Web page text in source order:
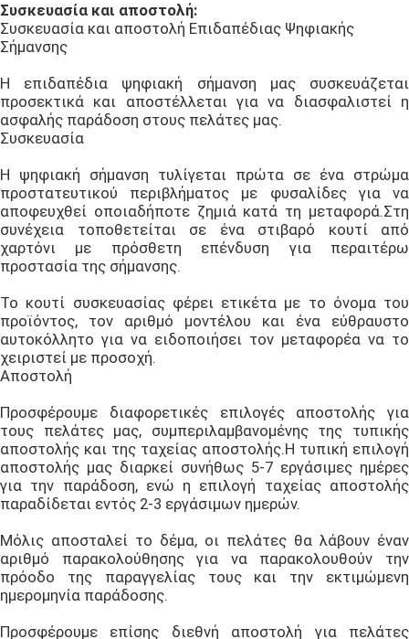
Συσκευασία και αποστολή:
Συσκευασία και αποστολή Επιδαπέδιας Ψηφιακής
Σήμανσης
Η επιδαπέδια ψηφιακή σήμανση μας συσκευάζεται
προσεκτικά και αποστέλλεται για να διασφαλιστεί η
ασφαλής παράδοση στους πελάτες μας.
Συσκευασία
Η ψηφιακή σήμανση τυλίγεται πρώτα σε ένα στρώμα
προστατευτικού περιβλήματος με φυσαλίδες για να
αποφευχθεί οποιαδήποτε ζημιά κατά τη μεταφορά.Στη
συνέχεια τοποθετείται σε ένα στιβαρό κουτί από
χαρτόνι με πρόσθετη επένδυση για περαιτέρω
προστασία της σήμανσης.
Το κουτί συσκευασίας φέρει ετικέτα με το όνομα του
προϊόντος, τον αριθμό μοντέλου και ένα εύθραυστο
αυτοκόλλητο για να ειδοποιήσει τον μεταφορέα να το
χειριστεί με προσοχή.
Αποστολή
Προσφέρουμε διαφορετικές επιλογές αποστολής για
τους πελάτες μας, συμπεριλαμβανομένης της τυπικής
αποστολής και της ταχείας αποστολής.Η τυπική επιλογή
αποστολής μας διαρκεί συνήθως 5-7 εργάσιμες ημέρες
για την παράδοση, ενώ η επιλογή ταχείας αποστολής
παραδίδεται εντός 2-3 εργάσιμων ημερών.
Μόλις αποσταλεί το δέμα, οι πελάτες θα λάβουν έναν
αριθμό παρακολούθησης για να παρακολουθούν την
πρόοδο της παραγγελίας τους και την εκτιμώμενη
ημερομηνία παράδοσης.
Προσφέρουμε επίσης διεθνή αποστολή για πελάτες